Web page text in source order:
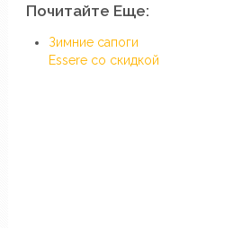
Почитайте Еще:
Зимние сапоги
Essere со скидкой